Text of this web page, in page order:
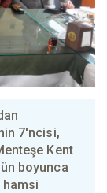
7'ncisi,
Kent
boyunca